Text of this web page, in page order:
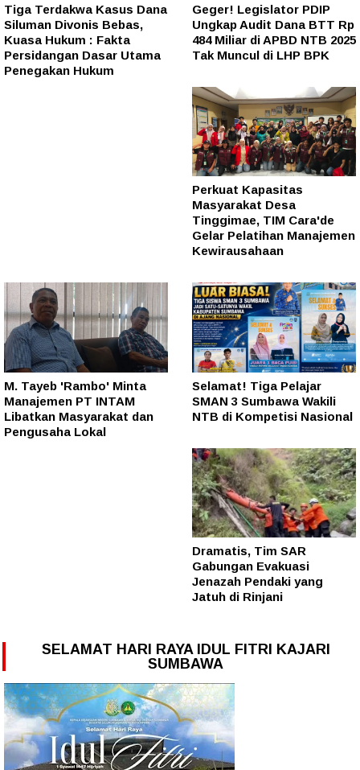
Tiga Terdakwa Kasus Dana
Siluman Divonis Bebas,
Kuasa Hukum : Fakta
Persidangan Dasar Utama
Penegakan Hukum
Geger! Legislator PDIP
Ungkap Audit Dana BTT Rp
484 Miliar di APBD NTB 2025
Tak Muncul di LHP BPK
Perkuat Kapasitas
Masyarakat Desa
Tinggimae, TIM Cara'de
Gelar Pelatihan Manajemen
Kewirausahaan
M. Tayeb 'Rambo' Minta
Manajemen PT INTAM
Libatkan Masyarakat dan
Pengusaha Lokal
Selamat! Tiga Pelajar
SMAN 3 Sumbawa Wakili
NTB di Kompetisi Nasional
Dramatis, Tim SAR
Gabungan Evakuasi
Jenazah Pendaki yang
Jatuh di Rinjani
SELAMAT HARI RAYA IDUL FITRI KAJARI
SUMBAWA